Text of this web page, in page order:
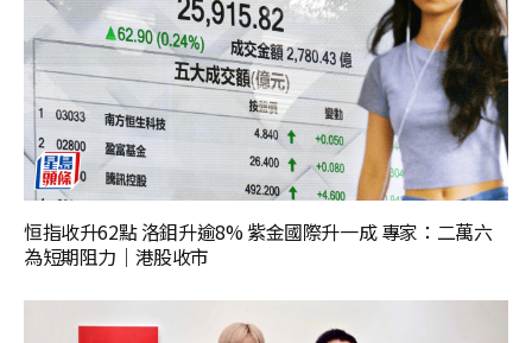
恒指收升62點 洛鉬升逾8% 紫金國際升一成 專家：二萬六
為短期阻力｜港股收市